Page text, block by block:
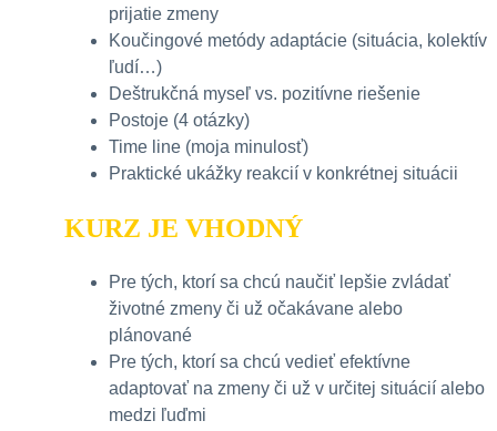
prijatie zmeny
Koučingové metódy adaptácie (situácia, kolektív
ľudí…)
Deštrukčná myseľ vs. pozitívne riešenie
Postoje (4 otázky)
Time line (moja minulosť)
Praktické ukážky reakcií v konkrétnej situácii
KURZ JE VHODNÝ
Pre tých, ktorí sa chcú naučiť lepšie zvládať
životné zmeny či už očakávane alebo
plánované
Pre tých, ktorí sa chcú vedieť efektívne
adaptovať na zmeny či už v určitej situácií alebo
medzi ľuďmi